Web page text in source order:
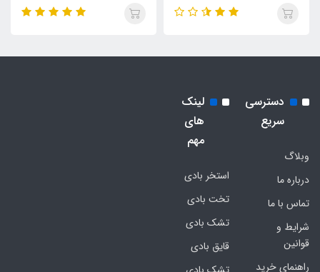
دسترسی
سریع
وبلاگ
درباره ما
تماس با ما
شرایط و
قوانین
راهنمای خرید
لینک
های
مهم
استخر بادی
تخت بادی
تشک بادی
قایق بادی